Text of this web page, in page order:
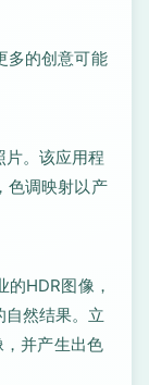
多的创意可能
。该应用程
色调映射以产
HDR图像，
然结果。立
并产生出色